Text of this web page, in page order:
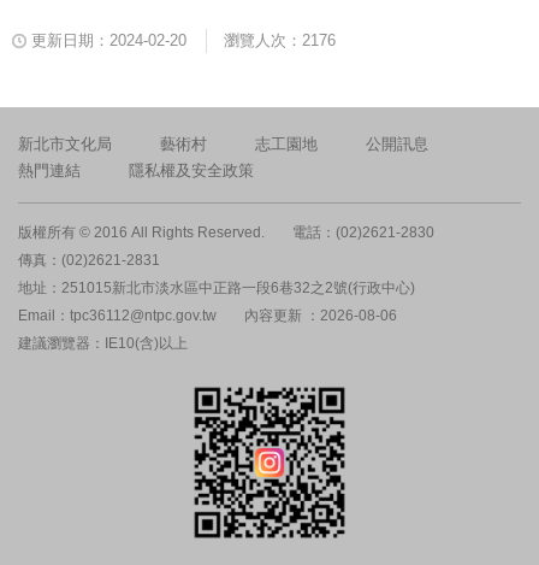
更新日期：2024-02-20 瀏覽人次：2176
新北市文化局 藝術村 志工園地
公開訊息
熱門連結
隱私權及安全政策
版權所有 © 2016 All Rights Reserved.
電話：(02)2621-2830
傳真：(02)2621-2831
地址：251015新北市淡水區中正路一段6巷32之2號(行政中心)
Email：tpc36112@ntpc.gov.tw
內容更新 ：2026-08-06
建議瀏覽器：IE10(含)以上